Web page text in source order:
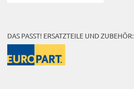
DAS PASST! ERSATZTEILE UND ZUBEHÖR: